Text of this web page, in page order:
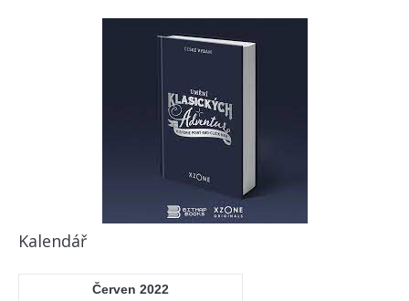
Kalendář
Červen 2022